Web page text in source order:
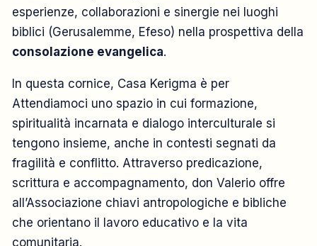
esperienze, collaborazioni e sinergie nei luoghi
biblici (Gerusalemme, Efeso) nella prospettiva della
consolazione evangelica.
In questa cornice, Casa Kerigma è per
Attendiamoci uno spazio in cui formazione,
spiritualità incarnata e dialogo interculturale si
tengono insieme, anche in contesti segnati da
fragilità e conflitto. Attraverso predicazione,
scrittura e accompagnamento, don Valerio offre
all’Associazione chiavi antropologiche e bibliche
che orientano il lavoro educativo e la vita
comunitaria.